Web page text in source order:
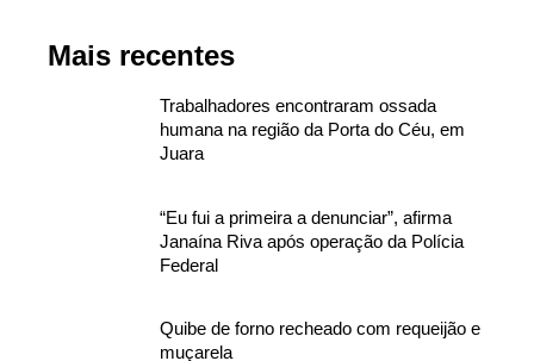
Mais recentes
Trabalhadores encontraram ossada
humana na região da Porta do Céu, em
Juara
“Eu fui a primeira a denunciar”, afirma
Janaína Riva após operação da Polícia
Federal
Quibe de forno recheado com requeijão e
muçarela